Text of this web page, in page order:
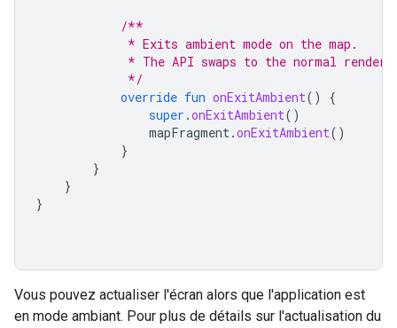
/**
             * Exits ambient mode on the map.
* The API swaps to the normal
             */
override fun onExitAmbient()
{
super .onExitAmbient()
mapFragment.onExitAmbient()
}
}
}
}
Vous pouvez actualiser l'écran alors que l'application est
en mode ambiant. Pour plus de détails sur l'actualisation du